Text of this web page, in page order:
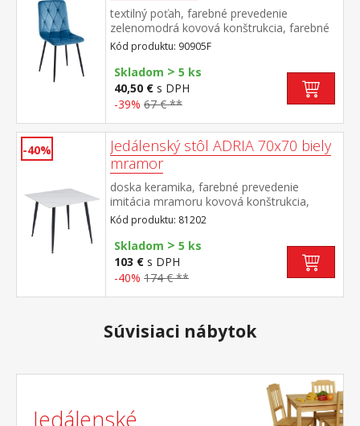
textilný poťah, farebné prevedenie
zelenomodrá kovová konštrukcia, farebné
prevedenie čierna výška sedu 50 cm
odporúčaná nosnosť do 120 kg
Kód produktu: 90905F
Skladom > 5 ks
40,50 € s DPH
-39% 67 € **
-40%
Jedálenský stôl ADRIA 70x70 biely
mramor
doska keramika, farebné prevedenie
imitácia mramoru kovová konštrukcia,
farebné prevedenie čierna
Kód produktu: 81202
Skladom > 5 ks
103 € s DPH
-40% 174 € **
Súvisiaci nábytok
Jedálenské